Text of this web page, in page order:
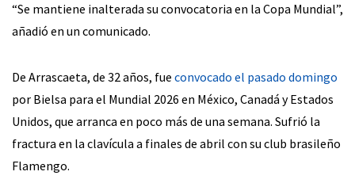
“Se mantiene inalterada su convocatoria en la Copa Mundial”,
añadió en un comunicado.
De Arrascaeta, de 32 años, fue convocado el pasado domingo
por Bielsa para el Mundial 2026 en México, Canadá y Estados
Unidos, que arranca en poco más de una semana. Sufrió la
fractura en la clavícula a finales de abril con su club brasileño
Flamengo.